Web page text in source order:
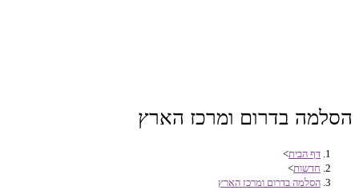
הסלמה בדרום ומרכז הארץ
דף הבית>
חדשות>
הסלמה בדרום ומרכז הארץ